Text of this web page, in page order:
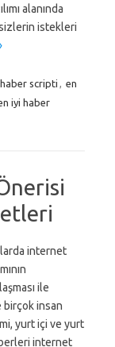
alanında
sizlerin istekleri
scripti , en
iyi haber
internet
ile
birçok insan
yurt içi ve yurt
internet